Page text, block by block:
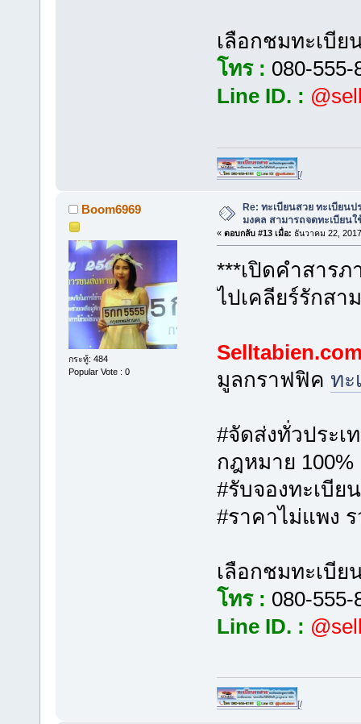
เลือกชมทะเบี
โทร : 080-555-
Line ID. :
[/
Boom6969
กระทู้: 484
Popular Vote : 0
Re: ทะเบียนสวย ทะเบียน
มงคล สามารถจดทะเบียน
« ตอบกลับ #13 เมื่อ: ธันวาคม 22,
***เปิดคำสารภ
ไปเคลียร์รักสา
มูลกราฟฟิค ทะ
#จัดส่งทั่วประเ
กฎหมาย 100%
#รับจองทะเบี
#ราคาไม่แพง
เลือกชมทะเบี
โทร : 080-555-
Line ID. :
[/